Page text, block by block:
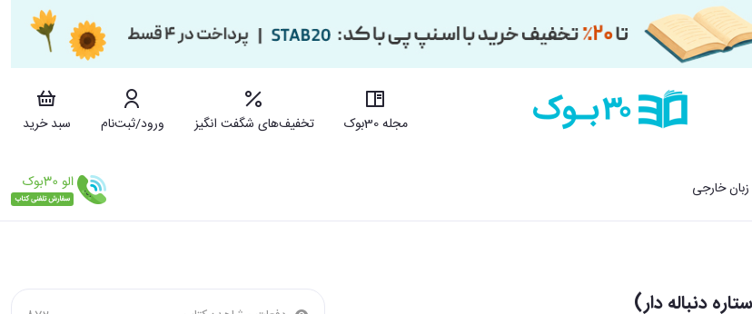
مجله 30بوک تخفیف‌های شگفت انگیز ورود/ثبت‌نام
سبد خرید
زبان خارجی